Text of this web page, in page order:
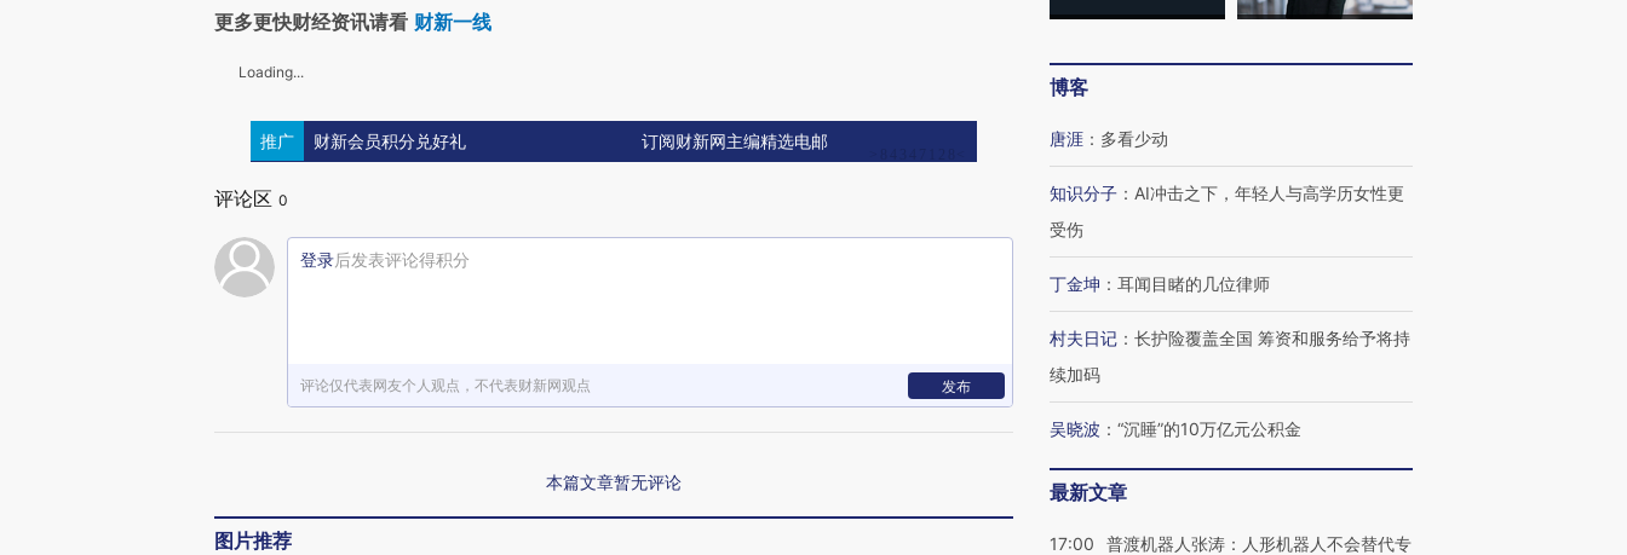
更多更快财经资讯请看 财新一线
Loading...
推广 财新会员积分兑好礼 订阅财新网主编精选电邮
评论区 0
登录后发表评论得积分
评论仅代表网友个人观点，不代表财新网观点 发布
本篇文章暂无评论
图片推荐
博客
唐涯 ： 多看少动
知识分子 ： AI冲击之下，年轻人与高学历女性更
受伤
丁金坤 ： 耳闻目睹的几位律师
村夫日记 ： 长护险覆盖全国 筹资和服务给予将持
续加码
吴晓波 ： “沉睡”的10万亿元公积金
最新文章
17:00
普渡机器人张涛：人形机器人不会替代专